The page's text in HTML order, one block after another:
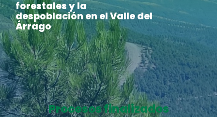
forestales y la
despoblación en el Valle del
Árrago
Procesos finalizados